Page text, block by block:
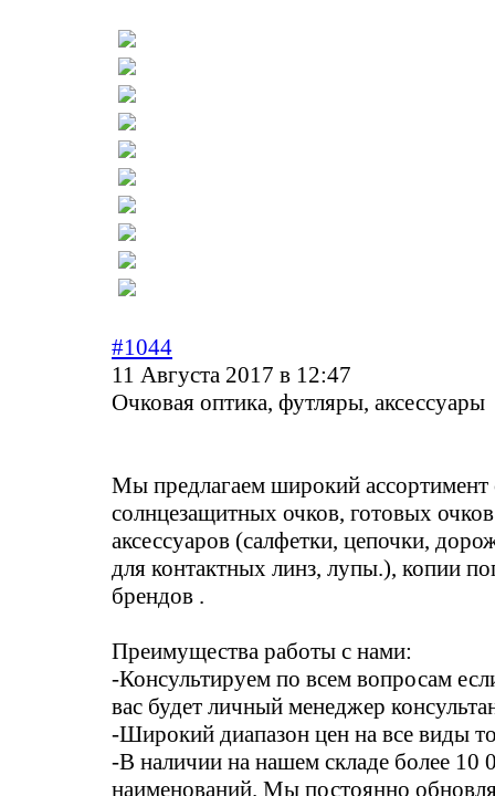
#1044
11 Августа 2017 в 12:47
Очковая оптика, футляры, аксессуары
Мы предлагаем широкий ассортимент
солнцезащитных очков, готовых
аксессуаров (салфетки, цепочки,
для контактных линз, лупы.), копии
брендов .
Преимущества работы с нами:
-Консультируем по всем вопросам
вас будет личный менеджер
-Широкий диапазон цен на все виды
-В наличии на нашем складе более 10
наименований. Мы постоянно